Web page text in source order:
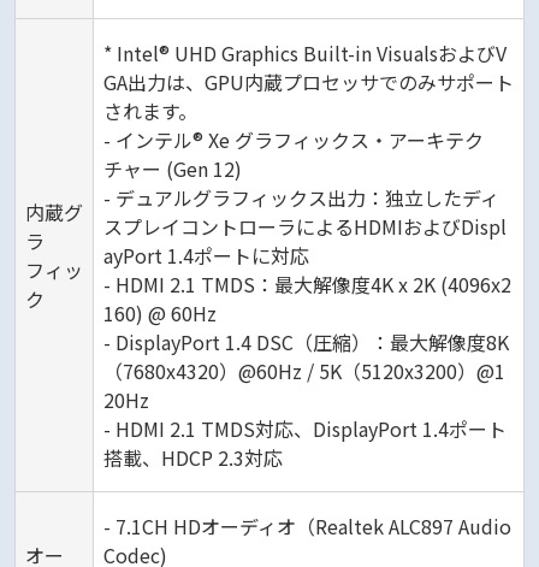
内蔵グ
ラ
フィッ
ク
* Intel® UHD Graphics Built-in VisualsおよびV
GA出力は、GPU内蔵プロセッサでのみサポート
されます。
- インテル® Xe グラフィックス・アーキテク
チャー (Gen 12)
- デュアルグラフィックス出力：独立したディ
スプレイコントローラによるHDMIおよびDispl
ayPort 1.4ポートに対応
- HDMI 2.1 TMDS：最大解像度4K x 2K (4096x2
160) @ 60Hz
- DisplayPort 1.4 DSC（圧縮）：最大解像度8K
（7680x4320）@60Hz / 5K（5120x3200）@1
20Hz
- HDMI 2.1 TMDS対応、DisplayPort 1.4ポート
搭載、HDCP 2.3対応
オー
- 7.1CH HDオーディオ（Realtek ALC897 Audio
Codec)